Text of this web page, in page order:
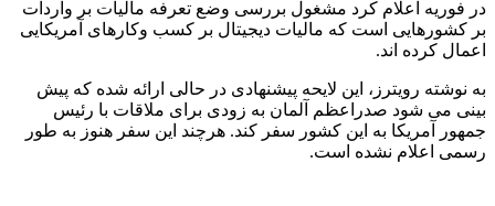
در فوریه اعلام کرد مشغول بررسی وضع تعرفه مالیات بر واردات
بر کشورهایی است که مالیات دیجیتال بر کسب وکارهای آمریکایی
اعمال کرده اند.
به نوشته رویترز، این لایحه پیشنهادی در حالی ارائه شده که پیش
بینی می شود صدراعظم آلمان به زودی برای ملاقات با رئیس
جمهور آمریکا به این کشور سفر کند. هرچند این سفر هنوز به طور
رسمی اعلام نشده است.